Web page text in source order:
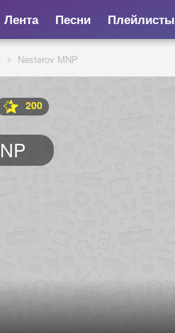
Лента Песни Плейлисты
Nesterov MNP
200